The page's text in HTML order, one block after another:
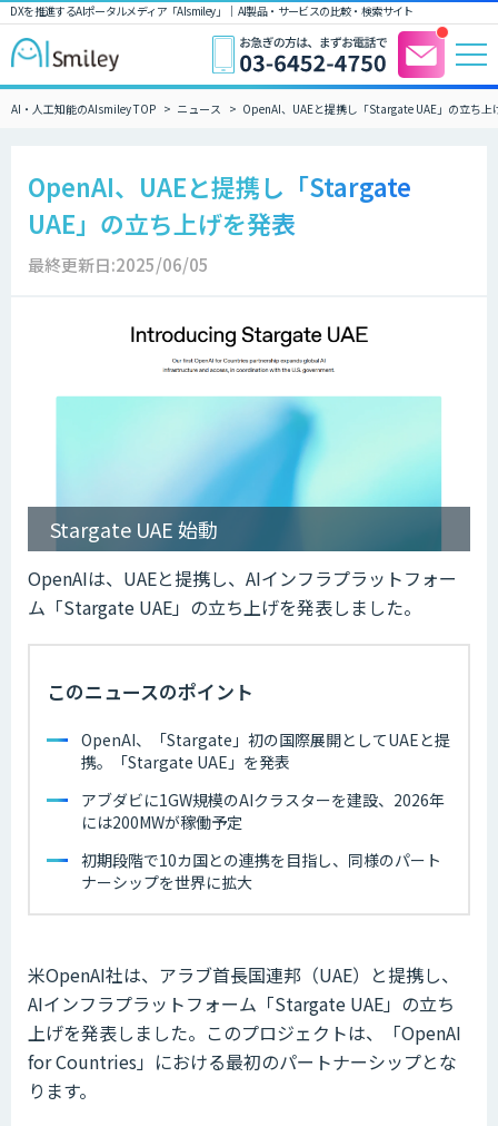
DXを推進するAIポータルメディア「AIsmiley」｜ AI製品・サービスの比較・検索サイト
AI・人工知能のAIsmiley TOP ニュース OpenAI、UAEと提携し「Stargate UAE」の立ち上
OpenAI、UAEと提携し「Stargate
UAE」の立ち上げを発表
最終更新日:2025/06/05
Stargate UAE 始動
OpenAIは、UAEと提携し、AIインフラプラットフォー
ム「Stargate UAE」の立ち上げを発表しました。
このニュースのポイント
OpenAI、「Stargate」初の国際展開としてUAEと提
携。「Stargate UAE」を発表
アブダビに1GW規模のAIクラスターを建設、2026年
には200MWが稼働予定
初期段階で10カ国との連携を目指し、同様のパート
ナーシップを世界に拡大
米OpenAI社は、アラブ首長国連邦（UAE）と提携し、
AIインフラプラットフォーム「Stargate UAE」の立ち
上げを発表しました。このプロジェクトは、「OpenAI
for Countries」における最初のパートナーシップとな
ります。